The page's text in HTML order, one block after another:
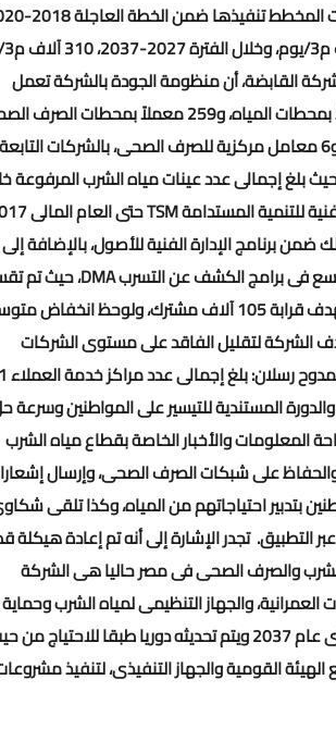
671 آلاف م3/يوم، وطاقات المحطات المخطط تنفيذها خلال
القابضة، أن منظومة الجودة بالشركة تعمل
بأعلى مستوى من الكفاءة، وتضم 260 معملاً متنقلاً وسيارات لجمع العينات، و393 معملاً بمحطات المياه، و259 معملاً
و166 معملاً فرعياً تقوم بمراقبة جودة مياه الشرب، بجانب 14 معملاً مركزياً لمياه الشرب، و6 معامل مركزية للصرف الصحى، بالشركات
بلغ إجمالى عدد عينات مياه الشرب المرفوعة
TSM
نهاية يونيو المقبل، وذلك ضمن برنامج الإدارة الفنية للأصول، بالإضافة إلى
فى برامج الكشف عن التسربDMA
، حيث تم
لتنفيذ برنامج الاتزان المائى فى 50 منطقة بـ14 محافظة تستهدف قرابة 105 آلاف مشترك، ولوحظ
وقدرت كمية المياه التى تم توفيرها بـ12.2 ألف م3/يوم، وتهدف الشركة لتقليل الفاقد على مستوى الشركات
وحول
والدورة المستندية للتيسير على المواطنين وسرعة
عدة مزايا، من أهمها، إتاحة المعلومات والأخبار الخاصة بقطاع مياه الشرب
على شبكات الصرف الصحى، وإرسال
بتدبير احتياجاتهم من المياه، وكذا تلقى
التطبيق. تجدر الإشارة إلى أنه تم إعادة هيكلة
التى تدير قطاع مياه الشرب والصرف الصحى فى مصر حاليا هى الشركة
والجهاز التنظيمى لمياه الشرب وحماية
المستهلك، وهيئة قناة السويس، وتم إعداد المخطط العام الذى يوضح احتياجات القطاع حتى عام 2037 ويتم تحديثه دوريا طبقا
القومية والجهاز التنفيذى، لتنفيذ